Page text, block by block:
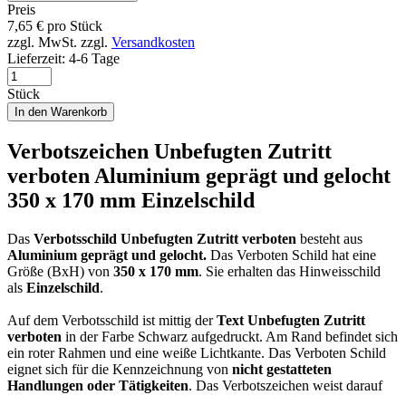
Preis
7,65 € pro Stück
zzgl. MwSt. zzgl. Versandkosten
Lieferzeit: 4-6 Tage
Stück
In den Warenkorb
Verbotszeichen Unbefugten Zutritt
verboten Aluminium geprägt und gelocht
350 x 170 mm Einzelschild
Das Verbotsschild Unbefugten Zutritt verboten besteht aus
Aluminium geprägt und gelocht. Das Verboten Schild hat eine
Größe (BxH) von 350 x 170 mm. Sie erhalten das Hinweisschild
als Einzelschild.
Auf dem Verbotsschild ist mittig derText Unbefugten Zutritt
verboten in der Farbe Schwarz aufgedruckt. Am Rand befindet sich
ein roter Rahmen und eine weiße Lichtkante. Das Verboten Schild
eignet sich für die Kennzeichnung von nicht gestatteten
Handlungen oder Tätigkeiten. Das Verbotszeichen weist darauf